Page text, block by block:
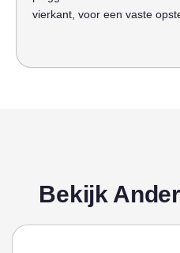
vierkant, voor een vaste
Bekijk